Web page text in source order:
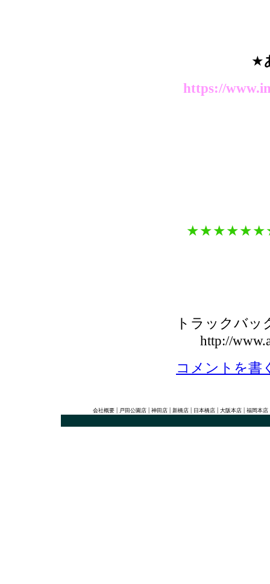
★
https://
★★★★★★
トラックバッ
http://
コメントを書
会社概要 戸田公園店 神田店 新橋店 日本橋店 大阪本店 福岡本店